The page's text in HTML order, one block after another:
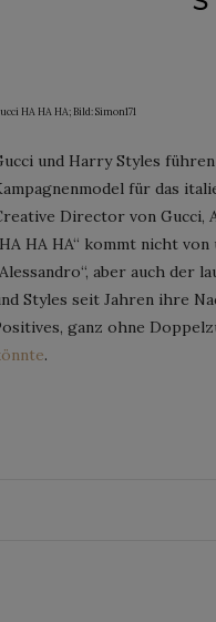
HA HA HA; Bild: Simon171
und Harry Styles
für das
Director von Gucci,
HA HA“ kommt nicht
aber auch der
Styles seit Jahren ihre
ganz ohne
.